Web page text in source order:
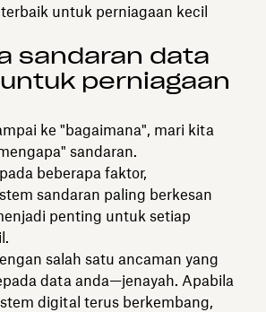
untuk perniagaan kecil
sandaran data
perniagaan
ke "bagaimana", mari kita
sandaran.
beberapa faktor,
sandaran paling berkesan
penting untuk setiap
salah satu ancaman yang
data anda—jenayah. Apabila
digital terus berkembang,